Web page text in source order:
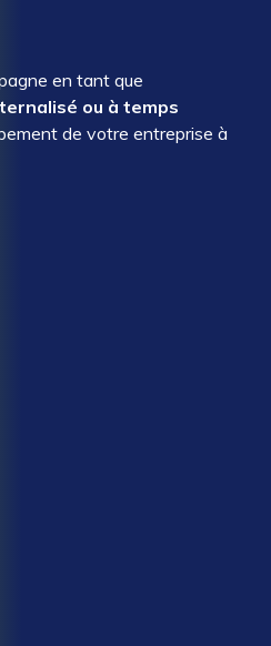
en tant que
ou à temps
de votre entreprise à